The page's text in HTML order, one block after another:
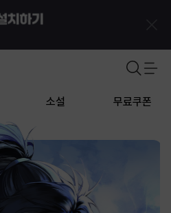
소설 무료쿠폰